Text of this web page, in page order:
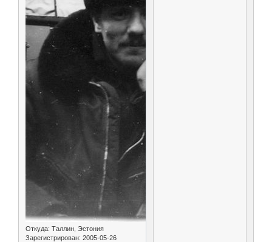
Откуда: Таллин, Эстония
Зарегистрирован: 2005-05-26